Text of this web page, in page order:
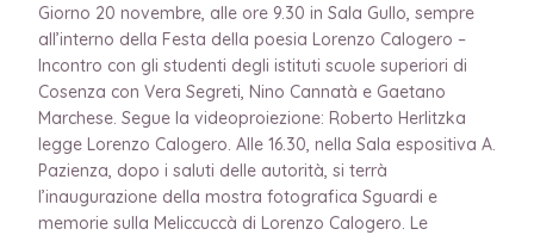
Giorno 20 novembre, alle ore 9.30 in Sala Gullo, sempre
all’interno della Festa della poesia Lorenzo Calogero –
Incontro con gli studenti degli istituti scuole superiori di
Cosenza con Vera Segreti, Nino Cannatà e Gaetano
Marchese. Segue la videoproiezione: Roberto Herlitzka
legge Lorenzo Calogero. Alle 16.30, nella Sala espositiva A.
Pazienza, dopo i saluti delle autorità, si terrà
l’inaugurazione della mostra fotografica Sguardi e
memorie sulla Meliccuccà di Lorenzo Calogero. Le